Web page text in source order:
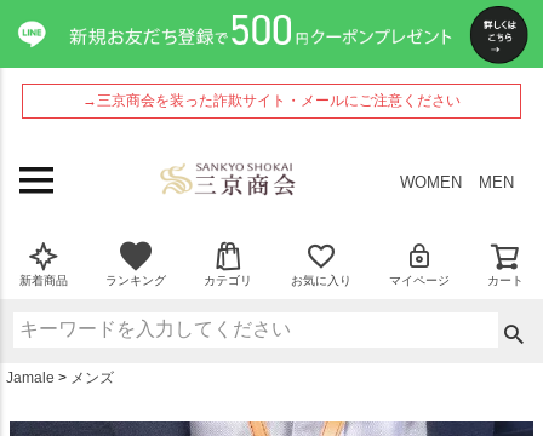
→三京商会を装った詐欺サイト・メールにご注意ください
WOMEN MEN
新着商品 ランキング カテゴリ お気に入り マイページ カート
Jamale メンズ
ペー
ジト
ップ
へ